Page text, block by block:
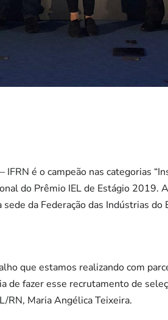
é o campeão nas categorias
do Prêmio IEL de Estágio 2019.
da Federação das Indústrias do
que estamos realizando com
de fazer esse recrutamento de
RN, Maria Angélica Teixeira.